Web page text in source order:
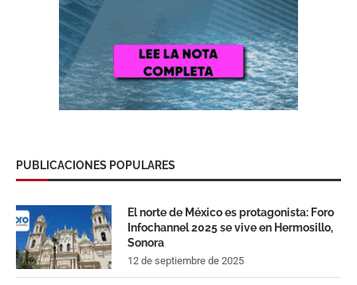
PUBLICACIONES POPULARES
El norte de México es protagonista: Foro
Infochannel 2025 se vive en Hermosillo,
Sonora
12 de septiembre de 2025